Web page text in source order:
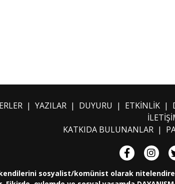
| YAZILAR| DUYURU | ETKİNLİK|
KATKIDA BULUNANLAR|
sosyalist/komünist olarak